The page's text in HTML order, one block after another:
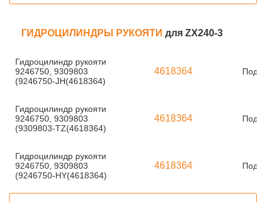
ГИДРОЦИЛИНДРЫ РУКОЯТИ для ZX240-3
Гидроцилиндр рукояти
9246750, 9309803
(9246750-JH(4618364)
4618364 Под
Гидроцилиндр рукояти
9246750, 9309803
(9309803-TZ(4618364)
4618364 Под
Гидроцилиндр рукояти
9246750, 9309803
(9246750-HY(4618364)
4618364 Под